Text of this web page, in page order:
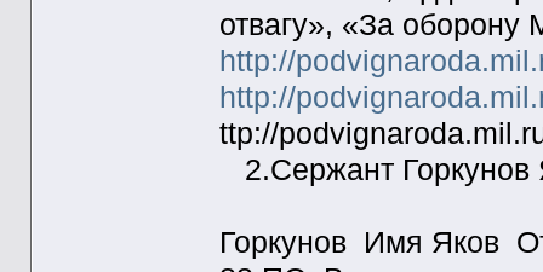
отвагу», «За
http://
http://
ttp://
2.Сержант
Горкунов Имя Яков